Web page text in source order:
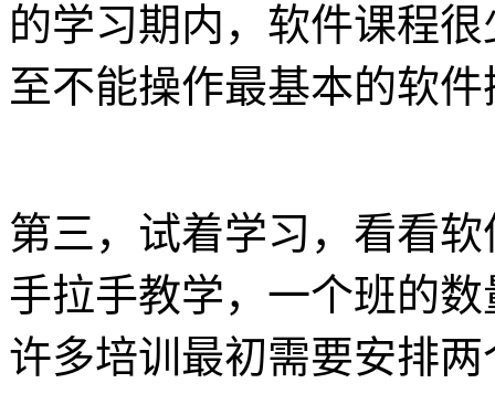
的学习期内，软件课程
至不能操作最基本的软
第三，试着学习，看看
手拉手教学，一个班的
许多培训最初需要安排